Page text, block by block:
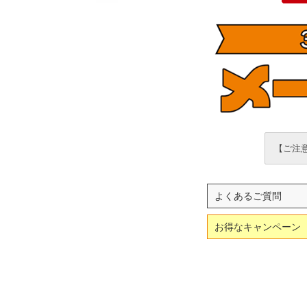
【ご
よくあるご質問
お得なキャンペーン